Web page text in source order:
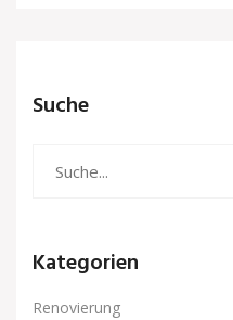
Suche
Kategorien
Renovierung